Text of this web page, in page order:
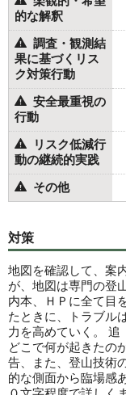
的な解釈
調査・観測結
果に基づくリス
ク対策行動
安全最重視の
行動
リスク低減行
動の継続的実践
その他
対策
地図を確認して、案
が、地図は専門の登
内本、ＨＰに全て目
たときに、トラブル
力を高めていく。
どこで何が起きたの
告、また、登山技術
的な側面から臨場感